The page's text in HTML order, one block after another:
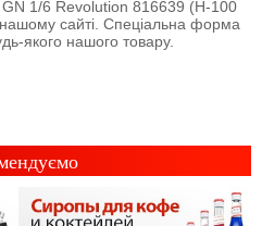
1/6 Revolution 816639 (Н-100
сайті. Спеціальна форма
якого нашого товару.